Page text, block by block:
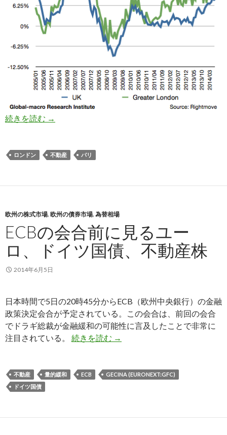
続きを読む 過熱するロンドンの住宅価格: イングランド銀
→
ロンドン 不動産 パリ
欧州の株式市場, 欧州の債券市場, 為替相場
ECBの会合前に見るユー
ロ、ドイツ国債、不動産株
2014年6月5日
日本時間で5日の20時45分からECB（欧州中央銀行）の金融
政策決定会合が予定されている。この会合は、前回の会合
でドラギ総裁が金融緩和の可能性に言及したことで非常に
注目されている。 続きを読む ECBの会合前に見るユーロ、
→
不動産 量的緩和 ECB
GECINA (EURONEXT:GFC)
ドイツ国債